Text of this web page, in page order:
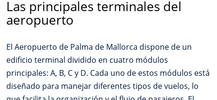
Las principales terminales del
aeropuerto
El Aeropuerto de Palma de Mallorca dispone de un
edificio terminal dividido en cuatro módulos
principales: A, B, C y D. Cada uno de estos módulos está
diseñado para manejar diferentes tipos de vuelos, lo